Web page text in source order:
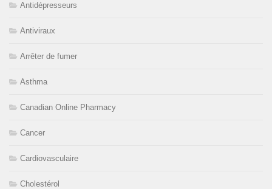
Antidépresseurs
Antiviraux
Arrêter de fumer
Asthma
Canadian Online Pharmacy
Cancer
Cardiovasculaire
Cholestérol